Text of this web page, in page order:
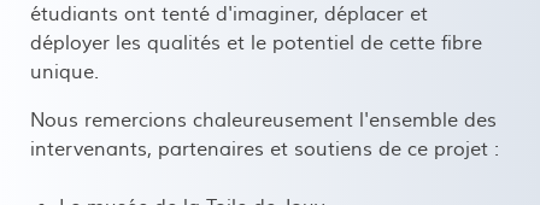
étudiants ont tenté d'imaginer, déplacer et
déployer les qualités et le potentiel de cette fibre
unique.
Nous remercions chaleureusement l'ensemble des
intervenants, partenaires et soutiens de ce projet :